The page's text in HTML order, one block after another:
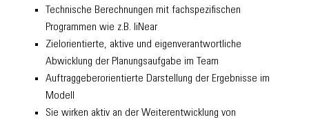
Technische Berechnungen mit fachspezifischen
Programmen wie z.B. liNear
Zielorientierte, aktive und eigenverantwortliche
Abwicklung der Planungsaufgabe im Team
Auftraggeberorientierte Darstellung der Ergebnisse im
Modell
Sie wirken aktiv an der Weiterentwicklung von